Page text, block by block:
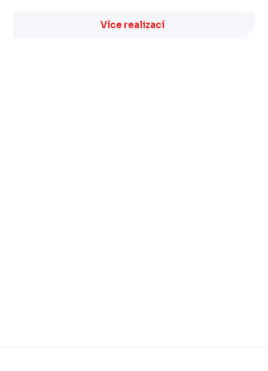
Více realizací